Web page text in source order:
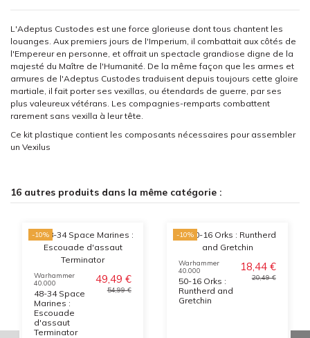
L'Adeptus Custodes est une force glorieuse dont tous chantent les
louanges. Aux premiers jours de l'Imperium, il combattait aux côtés de
l'Empereur en personne, et offrait un spectacle grandiose digne de la
majesté du Maître de l'Humanité. De la même façon que les armes et
armures de l'Adeptus Custodes traduisent depuis toujours cette gloire
martiale, il fait porter ses vexillas, ou étendards de guerre, par ses
plus valeureux vétérans. Les compagnies-remparts combattent
rarement sans vexilla à leur tête.
Ce kit plastique contient les composants nécessaires pour assembler
un Vexilus
16 autres produits dans la même catégorie :
-10%
Warhammer
40.000
48-34 Space
Marines :
Escouade
d'assaut
Terminator
49,49 €
54,99 €
-10%
Warhammer
40.000
50-16 Orks :
Runtherd and
Gretchin
18,44 €
20,49 €